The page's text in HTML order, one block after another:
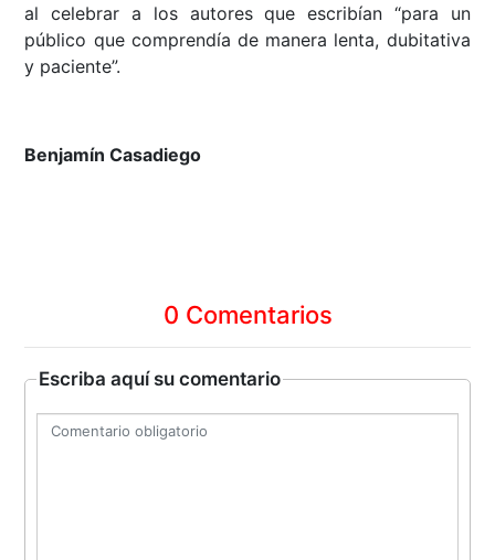
al celebrar a los autores que escribían “para un
público que comprendía de manera lenta, dubitativa
y paciente”.
Benjamín Casadiego
0 Comentarios
Escriba aquí su comentario